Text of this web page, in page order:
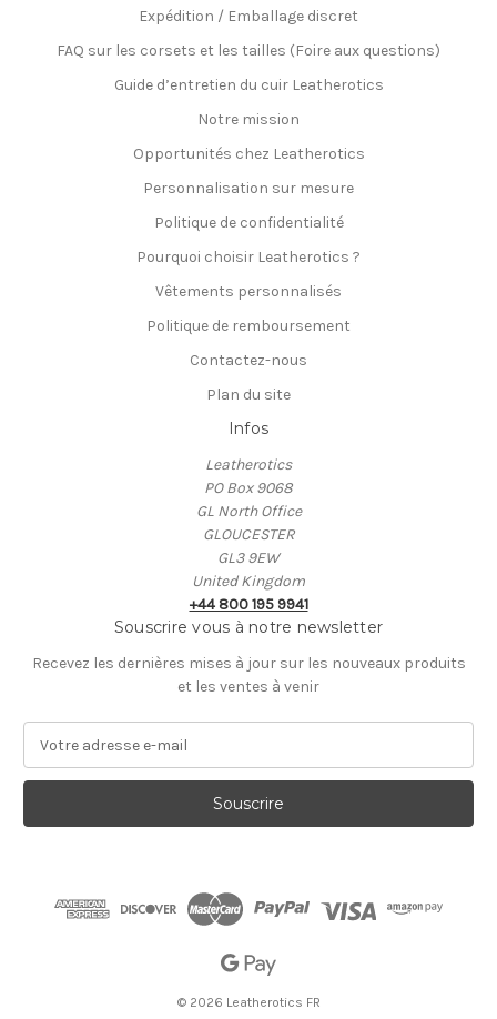
Expédition / Emballage discret
FAQ sur les corsets et les tailles (Foire aux questions)
Guide d’entretien du cuir Leatherotics
Notre mission
Opportunités chez Leatherotics
Personnalisation sur mesure
Politique de confidentialité
Pourquoi choisir Leatherotics ?
Vêtements personnalisés
Politique de remboursement
Contactez-nous
Plan du site
Infos
Leatherotics
PO Box 9068
GL North Office
GLOUCESTER
GL3 9EW
United Kingdom
+44 800 195 9941
Souscrire vous à notre newsletter
Recevez les dernières mises à jour sur les nouveaux produits
et les ventes à venir
r
s
© 2026 Leatherotics FR